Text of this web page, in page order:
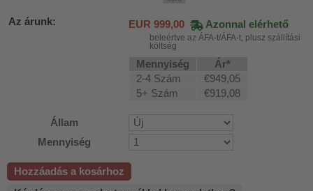
Az árunk: EUR 999,00 Azonnal elérhető
beleértve az ÁFA-t/ÁFA-t, plusz szállítási
költség
Mennyiség
Ár*
2-4 Szám
€949,05
5+ Szám
€919,08
Állam
Mennyiség
Hozzáadás a kosárhoz